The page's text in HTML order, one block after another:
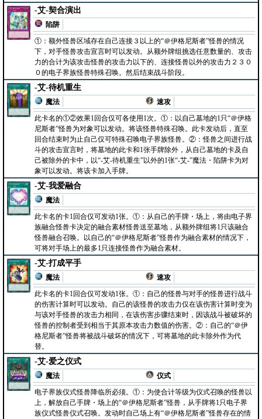
-艾-契合演出
陷阱
①：额外怪兽区域存在自己连接３以上的“＠伊格尼斯者”怪兽的情况
下，对手怪兽攻击宣言时可以发动。从额外牌组挑选任意数量的、攻击
力的合计为该攻击怪兽的攻击力以下的、连接怪兽以外的攻击力２３０
０的电子界族怪兽特殊召唤。然后结束战斗阶段。
-艾-待机重生
魔法
速攻
此卡名的①②效果1回合仅可各使用1次。①：以自己墓地的1只“＠伊格
尼斯者”怪兽为对象可以发动。将该怪兽特殊召唤。此卡发动后，直至
回合结束时为止自己仅可特殊召唤电子界族怪兽。②：怪兽之间进行战
斗的攻击宣言时，将墓地的此卡和1张手牌除外，从自己墓地的卡及自
己被除外的卡中，以“-艾-待机重生”以外的1张“-艾-”魔法・陷阱卡为对
象可以发动。将该卡加入手牌。
-艾-我爱融合
魔法
此卡名的卡1回合仅可发动1张。①：从自己的手牌・场上，将由电子界
族融合怪兽卡决定的融合素材怪兽送至墓地，从额外牌组将1只该融合
怪兽融合召唤。以自己的“＠伊格尼斯者”怪兽作为融合素材的情况下，
可将对手场上的最多1只连接怪兽作为融合素材。
-艾-打成平手
魔法
速攻
此卡名的卡1回合仅可发动1张。①：自己的怪兽与对手的怪兽进行战斗
的伤害计算时可以发动。自己的该怪兽的攻击力仅在该伤害计算时变为
与该对手怪兽的攻击力相同，在该伤害步骤结束时，因该战斗被破坏的
怪兽的控制者受到相当于其原本攻击力数值的伤害。②：自己的“＠伊
格尼斯者”怪兽将被战斗破坏的情况下，可将墓地的此卡除外作为代
替。
-艾-爱之仪式
魔法
仪式
电子界族仪式怪兽降临所必须。①：为使合计等级为仪式召唤的怪兽以
上，解放自己手牌・场上的“＠伊格尼斯者”怪兽，从手牌将1只电子界
族仪式怪兽仪式召唤。发动时自己场上有“＠伊格尼斯者”怪兽存在的情